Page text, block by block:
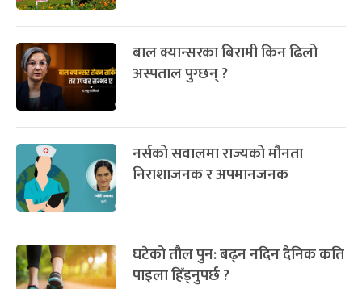
बाल क्यान्सरका बिरामी किन ढिलो
अस्पताल पुग्छन् ?
नर्सको सवालमा राज्यको मौनता
निराशाजनक र अपमानजनक
घटेको तौल पुन: बढ्न नदिन दैनिक कति
पाइला हिँड्नुपर्छ ?